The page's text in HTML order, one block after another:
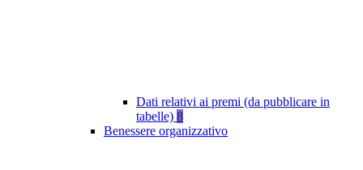
Dati relativi ai premi (da pubblicare in
tabelle) 8
Benessere organizzativo